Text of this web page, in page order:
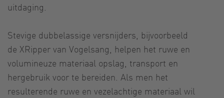
uitdaging.
Stevige dubbelassige versnijders, bijvoorbeeld
de XRipper van Vogelsang, helpen het ruwe en
volumineuze materiaal opslag, transport en
hergebruik voor te bereiden. Als men het
resulterende ruwe en vezelachtige materiaal wil